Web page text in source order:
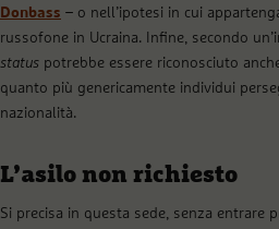
Donbass – o nell’ipotesi in cui
russofone in Ucraina. Infine, secondo
status potrebbe essere riconosciuto
quanto più genericamente individui
nazionalità.
L’asilo non richiesto
Si precisa in questa sede, senza entrare